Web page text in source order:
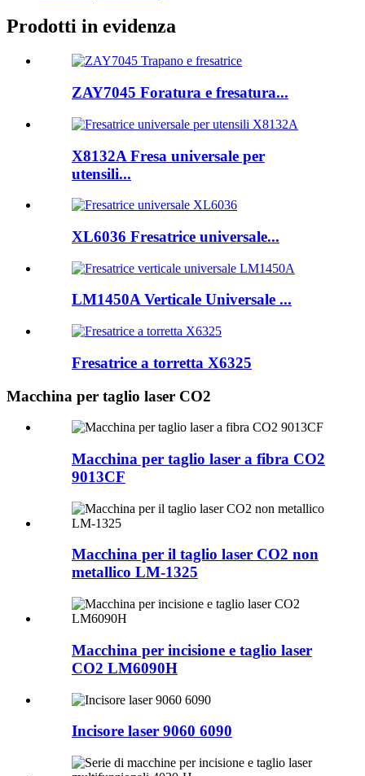
Prodotti in evidenza
ZAY7045 Foratura e fresatura...
X8132A Fresa universale per
utensili...
XL6036 Fresatrice universale...
LM1450A Verticale Universale ...
Fresatrice a torretta X6325
Macchina per taglio laser CO2
Macchina per taglio laser a fibra CO2
9013CF
Macchina per il taglio laser CO2 non
metallico LM-1325
Macchina per incisione e taglio laser
CO2 LM6090H
Incisore laser 9060 6090